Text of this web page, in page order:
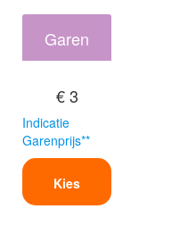
Garen
€ 3
Indicatie
Garenprijs**
Kies